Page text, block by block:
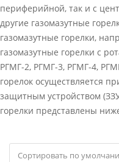
периферийной, так и с
другие газомазутные
газомазутные горелки,
газомазутные горелки с
РГМГ-2, РГМГ-3, РГМГ-4,
горелок осуществляется
защитным устройством
горелки представлены